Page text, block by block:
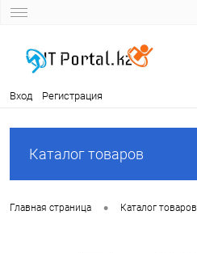
Вход Регистрация
Каталог товаров
Главная страница • Каталог товаров